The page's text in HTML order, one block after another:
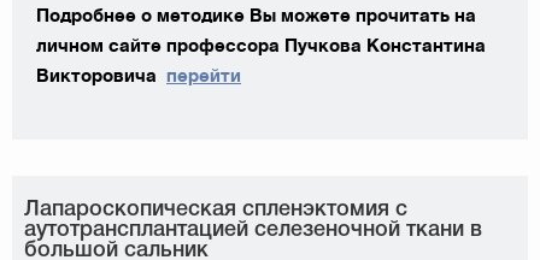
Подробнее о методике Вы можете прочитать на
личном сайте профессора Пучкова Константина
Викторовича перейти
Лапароскопическая спленэктомия с
аутотрансплантацией селезеночной ткани в
большой сальник